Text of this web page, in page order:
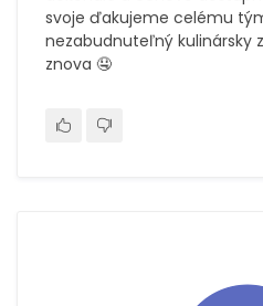
svoje ďakujeme celému
nezabudnuteľný kulinársky
znova 🤤